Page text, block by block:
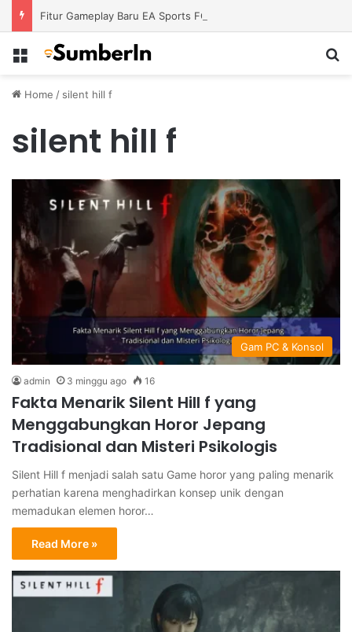
Menu
Home / silent hill f
silent hill f
Gam PC & Konsol
admin 3 minggu ago 16
Fakta Menarik Silent Hill f yang
Menggabungkan Horor Jepang
Tradisional dan Misteri Psikologis
Silent Hill f menjadi salah satu Game horor yang paling menarik
perhatian karena menghadirkan konsep unik dengan
memadukan elemen horor…
Read More »